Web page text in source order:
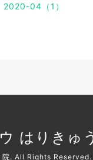
2020-04（1）
はりきゅ
院. All Rights Reserved.